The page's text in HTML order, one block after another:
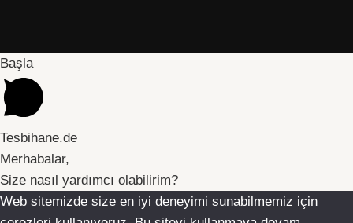
Başla
Tesbihane.de
Merhabalar,
Size nasıl yardımcı olabilirim?
Web sitemizde size en iyi deneyimi sunabilmemiz için